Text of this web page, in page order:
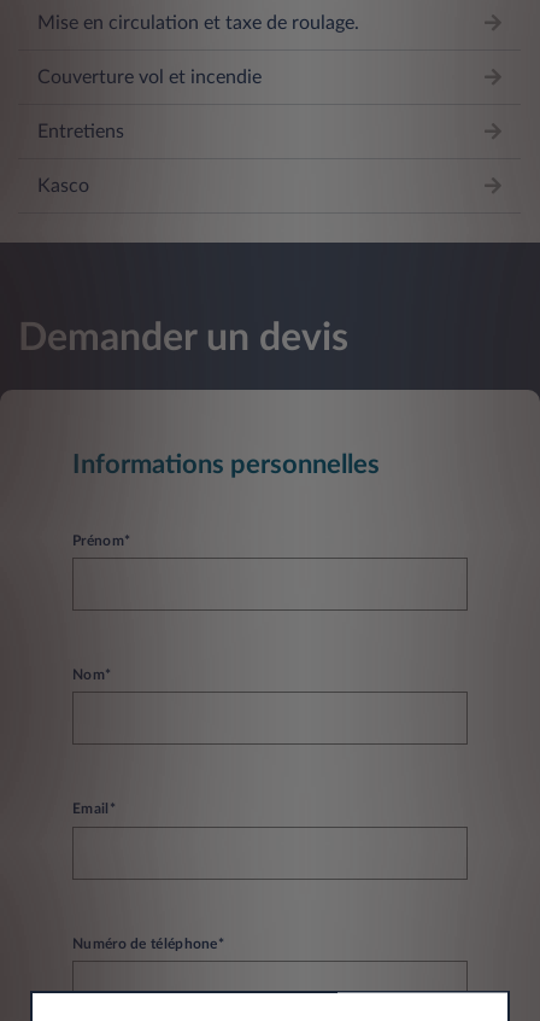
Mise en circulation et taxe de roulage.
Couverture vol et incendie
Entretiens
Kasco
Demander un devis
Informations personnelles
Prénom*
Nom*
Email*
Numéro de téléphone*